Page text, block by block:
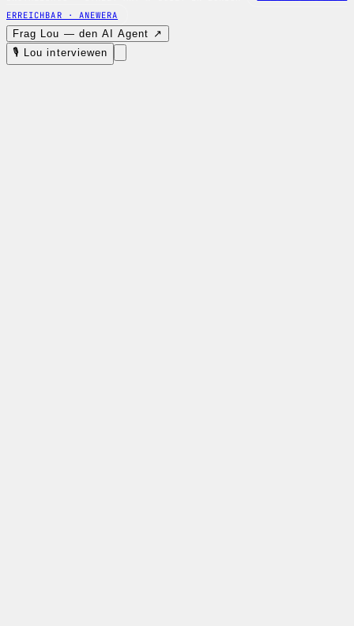
ERREICHBAR · ANEWERA
Frag Lou — den AI Agent ↗
🎙 Lou interviewen